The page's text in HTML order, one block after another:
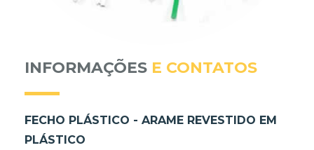
INFORMAÇÕES E CONTATOS
FECHO PLÁSTICO - ARAME REVESTIDO EM
PLÁSTICO